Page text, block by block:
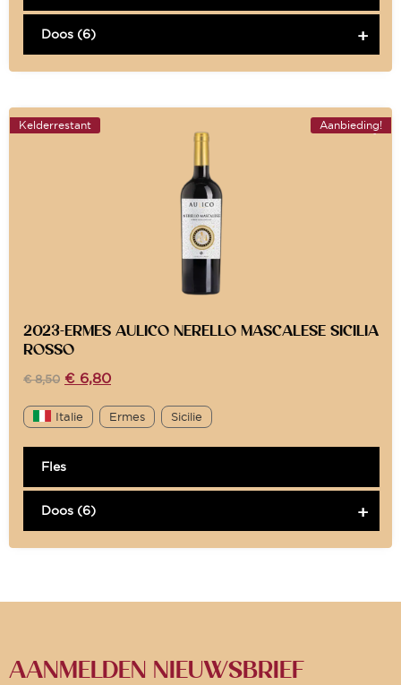
Doos (6)
Aanbieding!
Kelderrestant
2023-ERMES AULICO NERELLO MASCALESE SICILIA
ROSSO
€8,50 € 6,80
Italie Ermes Sicilie
Fles
Doos (6)
AANMELDEN NIEUWSBRIEF